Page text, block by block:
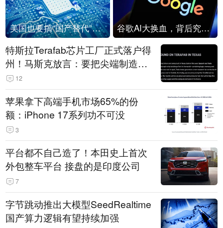
美国也要搞“国产替代”？先算清三笔账 谷歌AI大换血，背后究竟发生了什么？
特斯拉Terafab芯片工厂正式落户得
州！马斯克放言：要把尖端制造带
回美国
12
苹果拿下高端手机市场65%的份
额：iPhone 17系列功不可没
3
平台都不自己造了！本田史上首次
外包整车平台 接盘的是印度公司
7
字节跳动推出大模型SeedRealtime
国产算力逻辑有望持续加强